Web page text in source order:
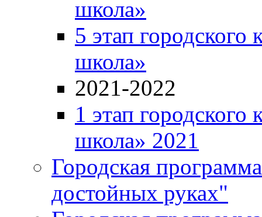
школа»
5 этап городского
школа»
2021-2022
1 этап городского
школа» 2021
Городская
достойных руках"